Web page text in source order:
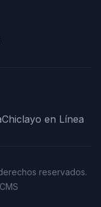
Chiclayo en Línea
reservados.